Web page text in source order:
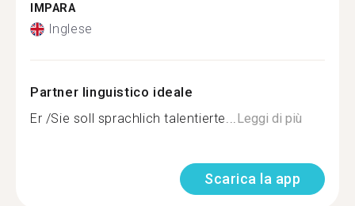
IMPARA
Inglese
Partner linguistico ideale
Er /Sie soll sprachlich talentierte...Leggi di più
Scarica la app